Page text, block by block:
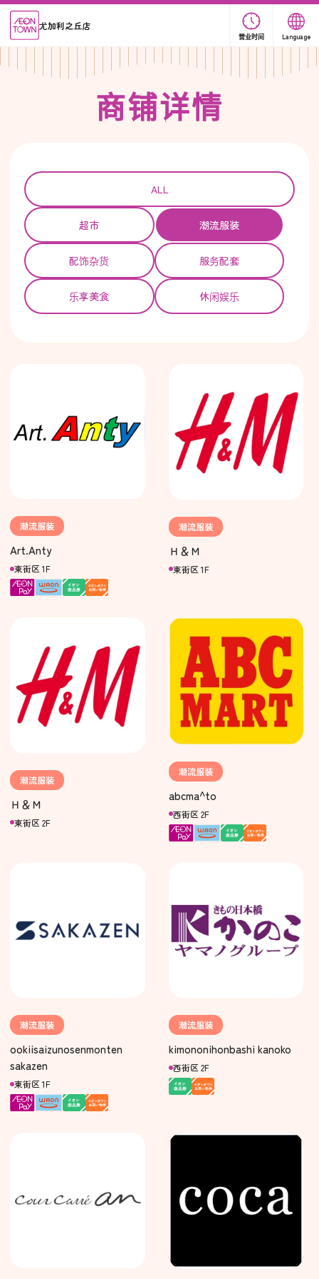
尤加利之丘店
营业时间 Language
商铺详情
ALL
超市 潮流服装
配饰杂货 服务配套
乐享美食 休闲娱乐
潮流服装
Art.Anty
東街区 1F
潮流服装
Ｈ＆Ｍ
東街区 1F
潮流服装
Ｈ＆Ｍ
東街区 2F
潮流服装
abcma^to
西街区 2F
潮流服装
ookiisaizunosenmonten
sakazen
東街区 1F
潮流服装
kimononihonbashi kanoko
西街区 2F